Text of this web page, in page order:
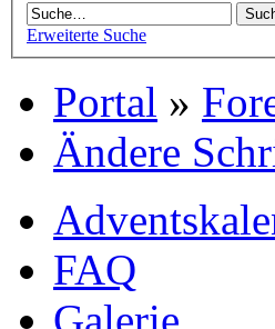
Erweiterte Suche
Portal »
Ändere
FAQ